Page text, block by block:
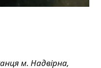
м. Надвірна,